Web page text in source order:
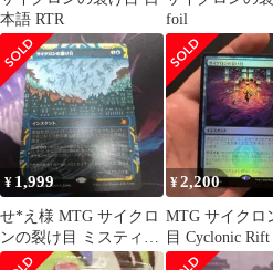
本語 RTR
foil
¥ 1,999
せ*え様 MTG サイクロ
ンの裂け目 ミスティカ
ルアーカイブ
¥2,200
MTG サイクロ
目 Cyclonic Rift
foil